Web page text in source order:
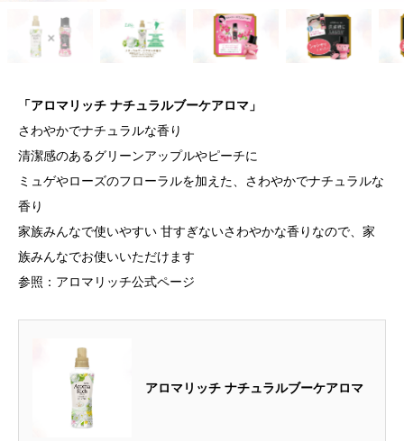
「アロマリッチ ナチュラルブーケアロマ」
さわやかでナチュラルな香り
清潔感のあるグリーンアップルやピーチに
ミュゲやローズのフローラルを加えた、さわやかでナチュラルな
香り
家族みんなで使いやすい 甘すぎないさわやかな香りなので、家
族みんなでお使いいただけます
参照：アロマリッチ公式ページ
アロマリッチ ナチュラルブーケアロマ